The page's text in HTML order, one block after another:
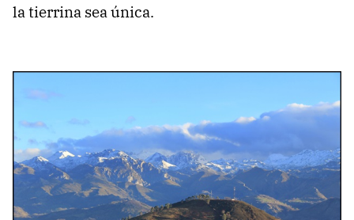
la tierrina sea única.